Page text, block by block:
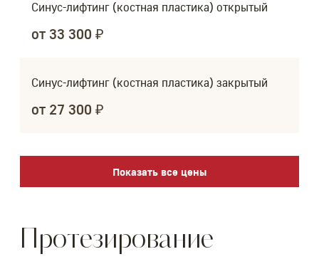
Синус-лифтинг (костная пластика) открытый
от 33 300 ₽
Синус-лифтинг (костная пластика) закрытый
от 27 300 ₽
Показать все цены
Протезирование